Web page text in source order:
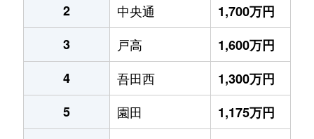
2
中央通
1,700万円
3
戸高
1,600万円
4
吾田西
1,300万円
5
園田
1,175万円